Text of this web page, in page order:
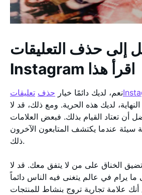
إلى حذف التعليقات
Instagram اقرأ هذا
نعم، لديك دائمًا خيار حذف
لديك هذه الحرية. ومع ذلك، قد لا
أن تعتاد القيام بذلك. فبعض العلامات
سيئة عندما يكتشف المتابعون الآخرون
ذلك.
الخناق على من لا يتفق معك. قد لا
ما يرام في عالم يتغنى فيه الناس دائماً
أنك علامة تجارية تروج بنشاط للمنتجات